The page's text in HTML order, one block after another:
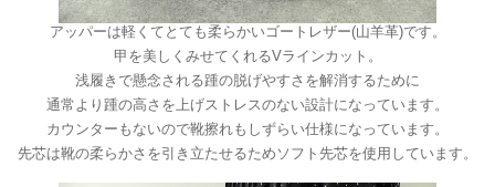
アッパーは軽くてとても柔らかいゴートレザー(山羊革)です。
甲を美しくみせてくれるVラインカット。
浅履きで懸念される踵の脱げやすさを解消するために
通常より踵の高さを上げストレスのない設計になっています。
カウンターもないので靴擦れもしずらい仕様になっています。
先芯は靴の柔らかさを引き立たせるためソフト先芯を使用しています。